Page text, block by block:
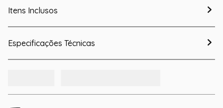
Itens Inclusos
Especificações Técnicas